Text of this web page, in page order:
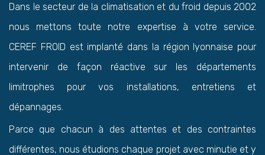
Dans le secteur de la climatisation et du froid depuis 2002
nous mettons toute notre expertise à votre service.
CEREF FROID est implanté dans la région lyonnaise pour
intervenir de façon réactive sur les départements
limitrophes pour vos installations, entretiens et
dépannages.
Parce que chacun à des attentes et des contraintes
différentes, nous étudions chaque projet avec minutie et y